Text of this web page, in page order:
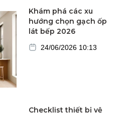
Khám phá các xu
hướng chọn gạch ốp
lát bếp 2026
24/06/2026 10:13
Checklist thiết bị vệ